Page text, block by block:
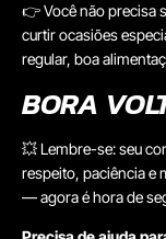
👉 Você não precisa
curtir ocasiões
regular, boa
BORA
💥 Lembre-se: seu
respeito, paciência e
— agora é hora de